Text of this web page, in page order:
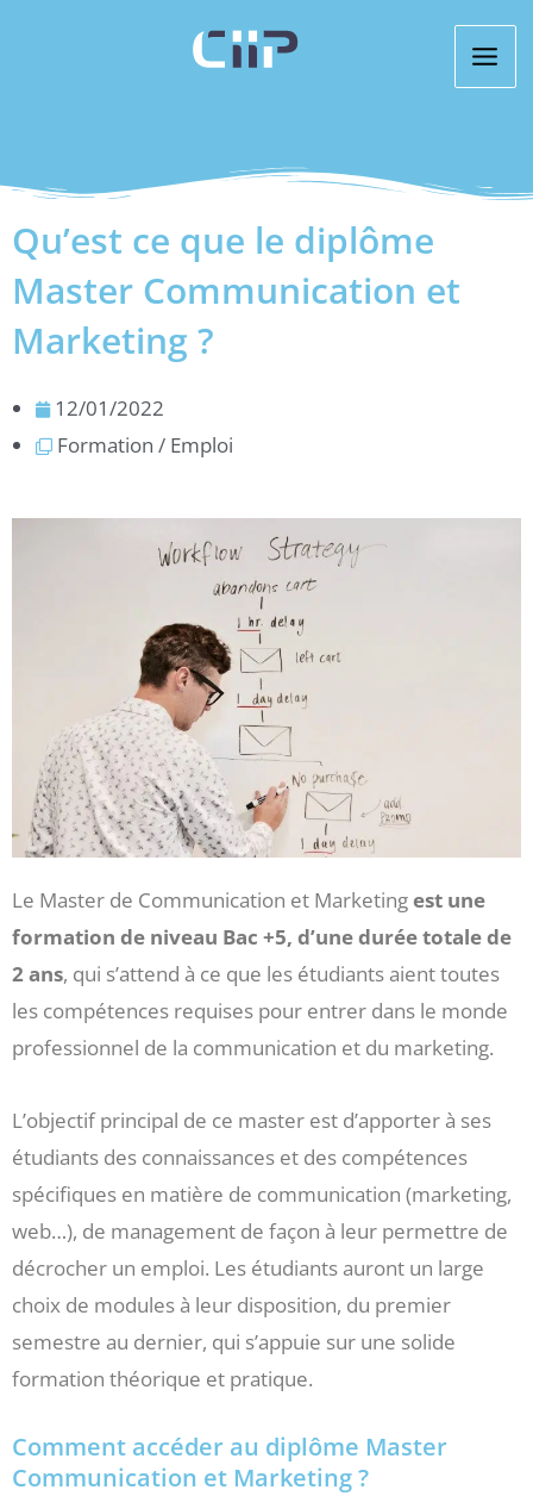
Qu’est ce que le diplôme
Master Communication et
Marketing ?
12/01/2022
Formation / Emploi
Le Master de Communication et Marketingest une
formation de niveau Bac +5, d’une durée totale de
2 ans, qui s’attend à ce que les étudiants aient toutes
les compétences requises pour entrer dans le monde
professionnel de la communication et du marketing.
L’objectif principal de ce master est d’apporter à ses
étudiants des connaissances et des compétences
spécifiques en matière de communication (marketing,
web…), de management de façon à leur permettre de
décrocher un emploi. Les étudiants auront un large
choix de modules à leur disposition, du premier
semestre au dernier, qui s’appuie sur une solide
formation théorique et pratique.
Comment accéder au diplôme Master
Communication et Marketing ?